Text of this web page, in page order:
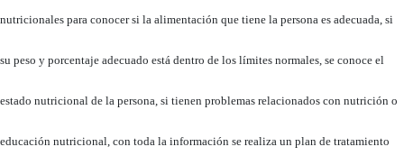
nutricionales para conocer si la alimentación que tiene la persona es adecuada, si
su peso y porcentaje adecuado está dentro de los límites normales, se conoce el
estado nutricional de la persona, si tienen problemas relacionados con nutrición o
educación nutricional, con toda la información se realiza un plan de tratamiento